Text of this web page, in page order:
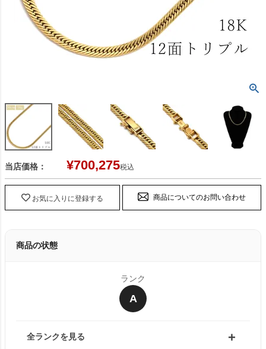
当店価格： ¥700,275税込
お気に入りに登録する 商品についてのお問い合わせ
商品の状態
ランク
A
全ランクを見る